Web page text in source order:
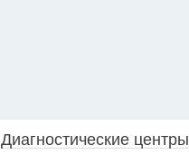
Диагностические центры